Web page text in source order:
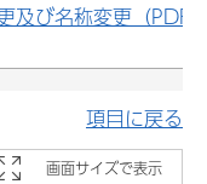
及び名称変更（PDF
項目に戻る
画面サイズで表示